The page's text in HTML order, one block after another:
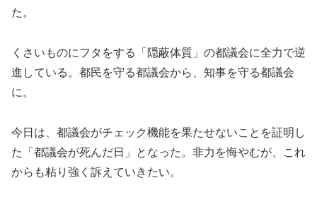
た。
くさいものにフタをする「隠蔽体質」の都議会に全力で逆
進している。都民を守る都議会から、知事を守る都議会
に。
今日は、都議会がチェック機能を果たせないことを証明し
た「都議会が死んだ日」となった。非力を悔やむが、これ
からも粘り強く訴えていきたい。